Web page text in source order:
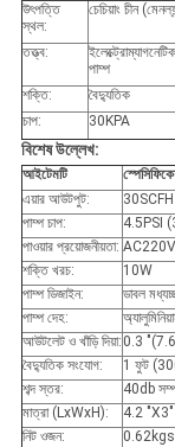
উৎপত্তি
স্থল:
চেচিয়াং চীন
তত্ত্ব:
ইলেক্ট্রোম্যাগনেটিক
পাম্প
শক্তি: বৈদ্যুতিক
চাপ:
30KPA
বিশেষ উল্লেখ:
আইটেমটি
এয়ার আউটপুট:
পাম্প চাপ:
4.5PSI
পাওয়ার প্রয়োজনীয়তা:
শক্তি খরচ:
10W
পাম্প ডিজাইন:
ডাবল
পাম্প দেহ:
আউটলেট ও ​​খাঁড়ি দিয়া: 0.3
বৈদ্যুতিক সংযোগ:
1 ফুট
শব্দ স্তর:
40db
মাত্রা (LxWxH):
4.2
নিট ওজন:
0.62kgs